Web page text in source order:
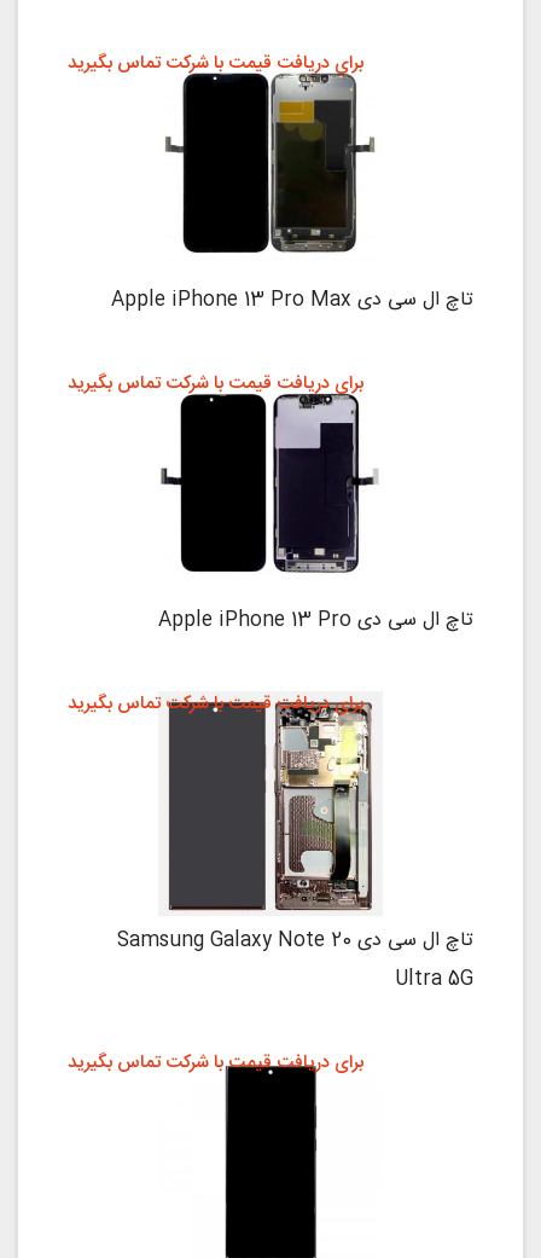
تاچ ال سی دی Apple iPhone 13 Pro Max
برای دریافت قیمت با شرکت تماس بگیرید
تاچ ال سی دی Apple iPhone 13 Pro
برای دریافت قیمت با شرکت تماس بگیرید
تاچ ال سی دی Samsung Galaxy Note 20
Ultra 5G
برای دریافت قیمت با شرکت تماس بگیرید
برای دریافت قیمت با شرکت تماس بگیرید